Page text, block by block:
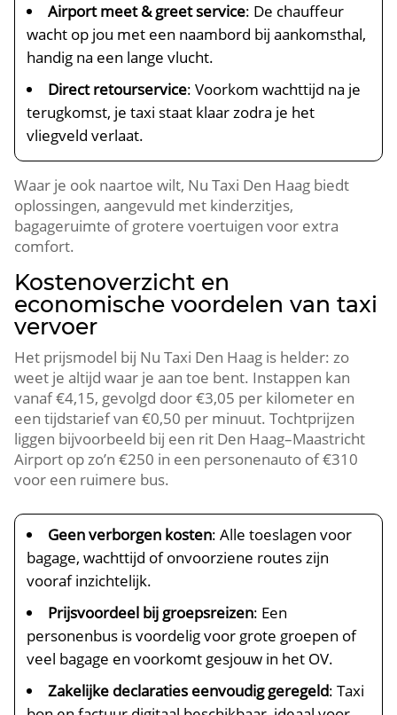
Airport meet & greet service: De chauffeur
wacht op jou met een naambord bij aankomsthal,
handig na een lange vlucht.
Direct retourservice: Voorkom wachttijd na je
terugkomst, je taxi staat klaar zodra je het
vliegveld verlaat.
Waar je ook naartoe wilt, Nu Taxi Den Haag biedt
oplossingen, aangevuld met kinderzitjes,
bagageruimte of grotere voertuigen voor extra
comfort.
Kostenoverzicht en
economische voordelen van taxi
vervoer
Het prijsmodel bij Nu Taxi Den Haag is helder: zo
weet je altijd waar je aan toe bent. Instappen kan
vanaf €4,15, gevolgd door €3,05 per kilometer en
een tijdstarief van €0,50 per minuut. Tochtprijzen
liggen bijvoorbeeld bij een rit Den Haag–Maastricht
Airport op zo’n €250 in een personenauto of €310
voor een ruimere bus.
Geen verborgen kosten: Alle toeslagen voor
bagage, wachttijd of onvoorziene routes zijn
vooraf inzichtelijk.
Prijsvoordeel bij groepsreizen: Een
personenbus is voordelig voor grote groepen of
veel bagage en voorkomt gesjouw in het OV.
Zakelijke declaraties eenvoudig geregeld: Taxi